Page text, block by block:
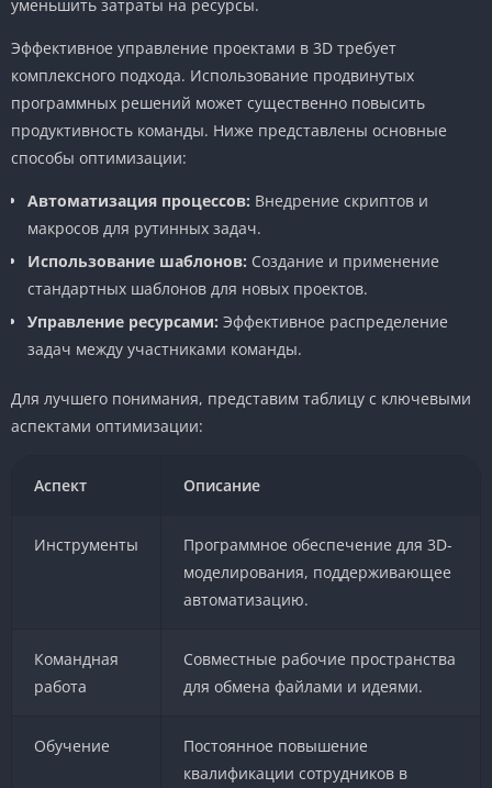
уменьшить затраты на ресурсы.
Эффективное управление проектами в 3D требует
комплексного подхода. Использование продвинутых
программных решений может существенно повысить
продуктивность команды. Ниже представлены основные
способы оптимизации:
Автоматизация процессов: Внедрение скриптов и
макросов для рутинных задач.
Использование шаблонов: Создание и применение
стандартных шаблонов для новых проектов.
Управление ресурсами: Эффективное распределение
задач между участниками команды.
Для лучшего понимания, представим таблицу с ключевыми
аспектами оптимизации:
Аспект Описание
Инструменты
Программное обеспечение для 3D-
моделирования, поддерживающее
автоматизацию.
Командная
работа
Совместные рабочие пространства
для обмена файлами и идеями.
Обучение
Постоянное повышение
квалификации сотрудников в